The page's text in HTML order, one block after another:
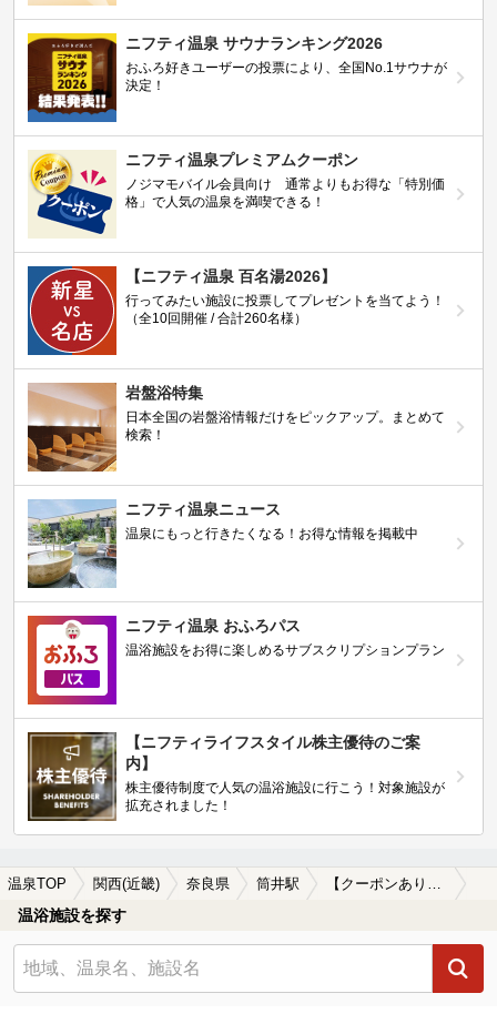
ニフティ温泉 サウナランキング2026
おふろ好きユーザーの投票により、全国No.1サウナが
決定！
ニフティ温泉プレミアムクーポン
ノジマモバイル会員向け 通常よりもお得な「特別価
格」で人気の温泉を満喫できる！
【ニフティ温泉 百名湯2026】
行ってみたい施設に投票してプレゼントを当てよう！
（全10回開催 / 合計260名様）
岩盤浴特集
日本全国の岩盤浴情報だけをピックアップ。まとめて
検索！
ニフティ温泉ニュース
温泉にもっと行きたくなる！お得な情報を掲載中
ニフティ温泉 おふろパス
温浴施設をお得に楽しめるサブスクリプションプラン
【ニフティライフスタイル株主優待のご案
内】
株主優待制度で人気の温浴施設に行こう！対象施設が
拡充されました！
温泉TOP 関西(近畿) 奈良県 筒井駅 【クーポンあり】塩化物泉が楽しめる筒井駅近くの温泉、日帰り温泉、スーパー銭湯おすすめ
温浴施設を探す